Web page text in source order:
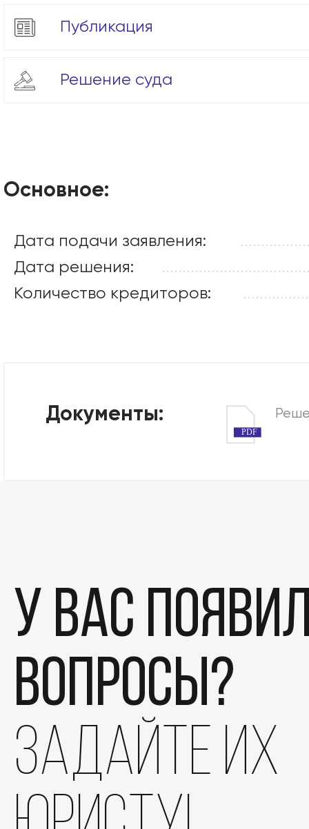
Публикация
Решение суда
Основное:
Дата подачи заявления:
Дата решения:
Количество кредиторов:
Документы:
PDF
У вас
вопросы?
задайте их
Дела
Отзывы